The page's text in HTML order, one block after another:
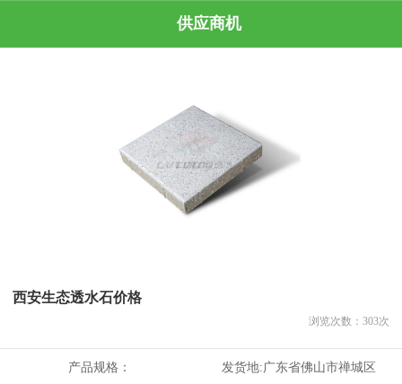
供应商机
西安生态透水石价格
浏览次数： 303次
产品规格： 发货地:广东省佛山市禅城区